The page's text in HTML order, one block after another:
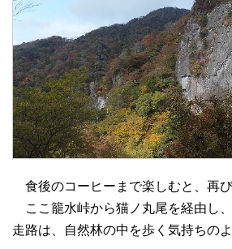
食後のコーヒーまで楽しむと、再び
ここ籠水峠から猫ノ丸尾を経由し
走路は、自然林の中を歩く気持ちのよ